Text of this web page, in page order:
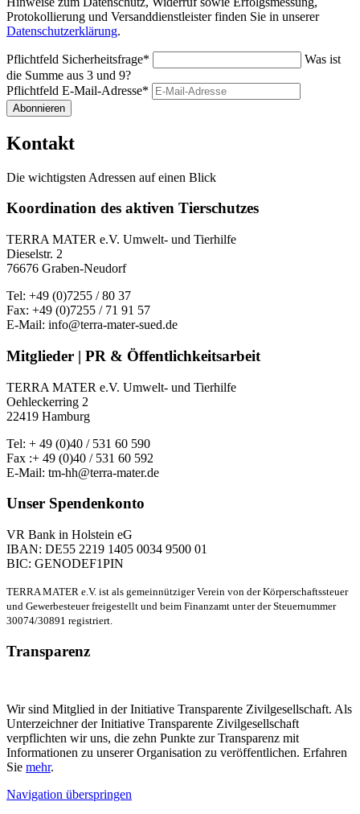
Protokollierung und Versanddienstleister finden Sie in unserer
Datenschutzerklärung.
Pflichtfeld Sicherheitsfrage*
Was ist
die Summe aus 3 und 9?
Pflichtfeld E-Mail-Adresse*
Abonnieren
Kontakt
Die wichtigsten Adressen auf einen Blick
Koordination des aktiven Tierschutzes
TERRA MATER e.V. Umwelt- und Tierhilfe
Dieselstr. 2
76676 Graben-Neudorf
Tel: +49 (0)7255 / 80 37
Fax: +49 (0)7255 / 71 91 57
E-Mail: info@terra-mater-sued.de
Mitglieder | PR & Öffentlichkeitsarbeit
TERRA MATER e.V. Umwelt- und Tierhilfe
Oehleckerring 2
22419 Hamburg
Tel: + 49 (0)40 / 531 60 590
Fax :+ 49 (0)40 / 531 60 592
E-Mail: tm-hh@terra-mater.de
Unser Spendenkonto
VR Bank in Holstein eG
IBAN: DE55 2219 1405 0034 9500 01
BIC: GENODEF1PIN
TERRA MATER e.V. ist als gemeinnütziger Verein von der Körperschaftssteuer
und Gewerbesteuer freigestellt und beim Finanzamt unter der Steuernummer
30074/30891 registriert.
Transparenz
Wir sind Mitglied in der Initiative Transparente Zivilgesellschaft. Als
Unterzeichner der Initiative Transparente Zivilgesellschaft
verpflichten wir uns, die zehn Punkte zur Transparenz mit
Informationen zu unserer Organisation zu veröffentlichen. Erfahren
Sie mehr.
Navigation überspringen